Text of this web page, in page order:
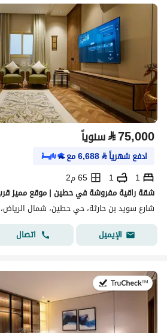
⃁75,000 سنوياً
ادفع شهرياً⃁
6,688مع
1
1
65 م2
شقة راقية مفروشة في حطين | موقع مميز
شارع سويد بن حارثة، حي حطين، شمال
الإيميل
اتصال